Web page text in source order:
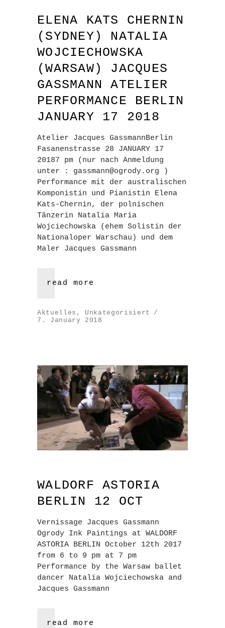
ELENA KATS CHERNIN
(SYDNEY) NATALIA
WOJCIECHOWSKA
(WARSAW) JACQUES
GASSMANN ATELIER
PERFORMANCE BERLIN
JANUARY 17 2018
Atelier Jacques GassmannBerlin
Fasanenstrasse 28 JANUARY 17
20187 pm (nur nach Anmeldung
unter : gassmann@ogrody.org )
Performance mit der australischen
Komponistin und Pianistin Elena
Kats-Chernin, der polnischen
Tänzerin Natalia Maria
Wojciechowska (ehem Solistin der
Nationaloper Warschau) und dem
Maler Jacques Gassmann
read more
Aktuelles , Unkategorisiert
7. January 2018
WALDORF ASTORIA
BERLIN 12 OCT
Vernissage Jacques Gassmann
Ogrody Ink Paintings at WALDORF
ASTORIA BERLIN October 12th 2017
from 6 to 9 pm at 7 pm
Performance by the Warsaw ballet
dancer Natalia Wojciechowska and
Jacques Gassmann
read more